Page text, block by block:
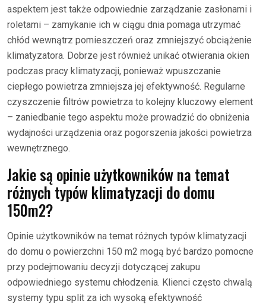
aspektem jest także odpowiednie zarządzanie zasłonami i
roletami – zamykanie ich w ciągu dnia pomaga utrzymać
chłód wewnątrz pomieszczeń oraz zmniejszyć obciążenie
klimatyzatora. Dobrze jest również unikać otwierania okien
podczas pracy klimatyzacji, ponieważ wpuszczanie
ciepłego powietrza zmniejsza jej efektywność. Regularne
czyszczenie filtrów powietrza to kolejny kluczowy element
– zaniedbanie tego aspektu może prowadzić do obniżenia
wydajności urządzenia oraz pogorszenia jakości powietrza
wewnętrznego.
Jakie są opinie użytkowników na temat
różnych typów klimatyzacji do domu
150m2?
Opinie użytkowników na temat różnych typów klimatyzacji
do domu o powierzchni 150 m2 mogą być bardzo pomocne
przy podejmowaniu decyzji dotyczącej zakupu
odpowiedniego systemu chłodzenia. Klienci często chwalą
systemy typu split za ich wysoką efektywność